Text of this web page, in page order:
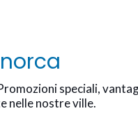
speciali,
nelle nostre ville.